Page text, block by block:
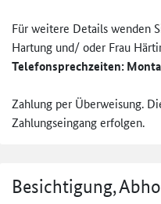
Für weitere Details wenden
Hartung und/ oder Frau
Telefonsprechzeiten:
Zahlung per Überweisung.
Zahlungseingang erfolgen.
Besichtigung,